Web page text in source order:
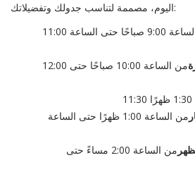
اليوم، مصممة لتناسب جدولك وتفضيلاتك:
من الساعة 9:00 صباحًا حتى الساعة 11:00
من الساعة 10:00 صباحًا حتى 12:00
من الساعة 1:00 ظهرًا حتى الساعة
من الساعة 2:00 مساءً حتى